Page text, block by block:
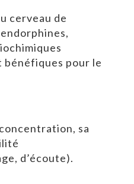
cerveau de
bénéfiques pour le
sa
d’écoute).